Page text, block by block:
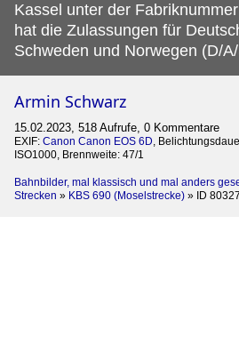
Kassel unter der
hat die Zulassungen für
Schweden und Norwegen (D/
Armin Schwarz
15.02.2023, 518 Aufrufe, 0 Kommentare
EXIF: Canon Canon EOS 6D,
ISO1000, Brennweite: 47/1
Bahnbilder, mal klassisch und mal anders
Strecken » KBS 690 (Moselstrecke) » ID